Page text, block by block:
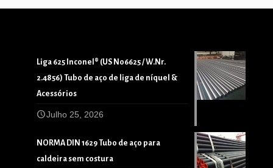
Liga 625 Inconel® (US N06625 / W.Nr.
2.4856) Tubo de aço de liga de níquel &
Acessórios
Julho 25, 2026
NORMA DIN 1629 Tubo de aço para
caldeira sem costura